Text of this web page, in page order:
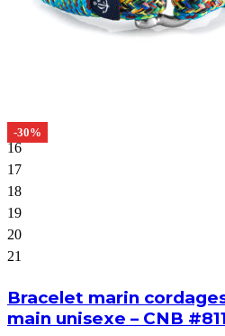
-30%
16
17
18
19
20
21
Bracelet marin
main unisexe – CNB #811